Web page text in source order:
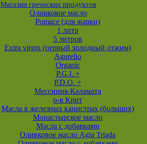
Магазин греческих продуктов
Оливковое масло
Pomace (для жарки)
1 литр
5 литров
Extra virgin (первый холодный отжим)
Agurelio
Organic
P.G.I. +
P.D.O. +
Мессиния-Каламата
о-в Крит
Масла в железных канистрах (больших)
Монастырское масло
Масла с добавками
Оливковое масло Agia Triada